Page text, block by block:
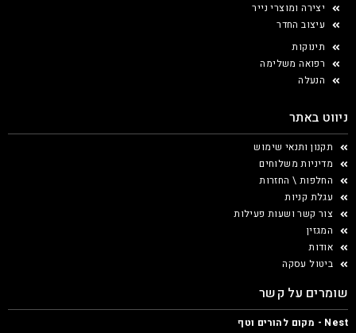
יצירה ומוצרי נייר
עיצוב החדר
תינוקות
רפואה משלימה
הנעלה
ניווט באתר
תקנון ותנאי שימוש
מדיניות משלוחים
החלפות \ החזרות
עגלת קניות
צור קשר ושעות פעילות
המגזין
אודות
ביטול עסקה
שומרים על קשר
Nest - מקום להורים וטף